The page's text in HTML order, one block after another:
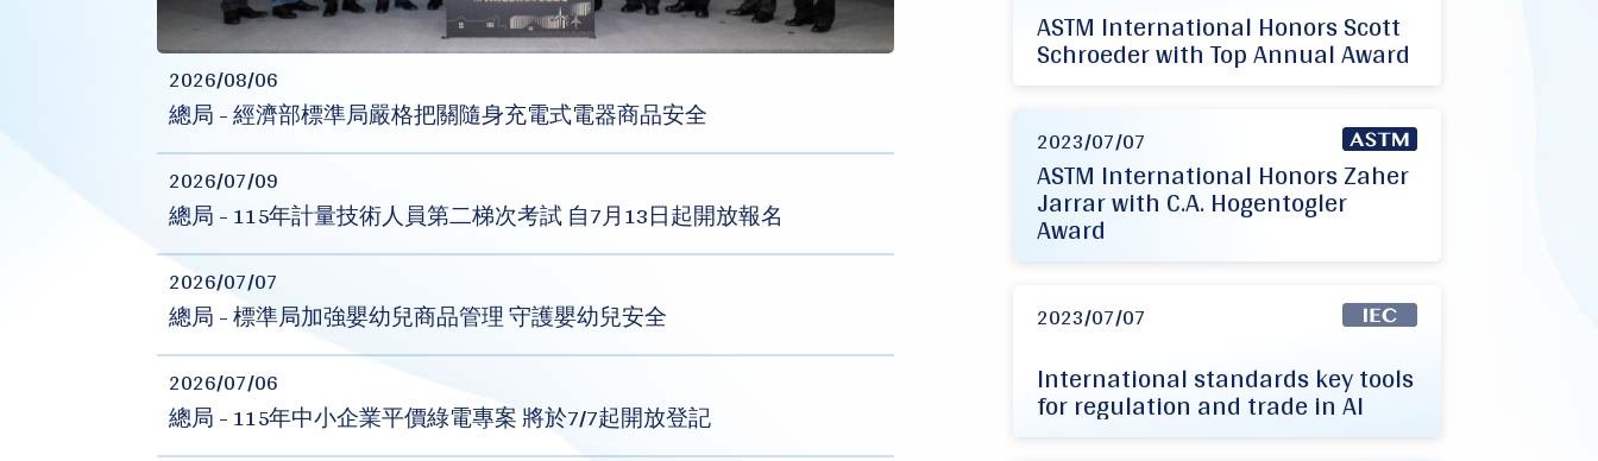
2026/08/06
總局 - 經濟部標準局嚴格把關隨身充電式電器商品安全
2026/07/09
總局 - 115年計量技術人員第二梯次考試 自7月13日起開放報名
2026/07/07
總局 - 標準局加強嬰幼兒商品管理 守護嬰幼兒安全
2026/07/06
總局 - 115年中小企業平價綠電專案 將於7/7起開放登記
ASTM International Honors Scott
Schroeder with Top Annual Award
2023/07/07
ASTM International Honors Zaher
Jarrar with C.A. Hogentogler
Award
2023/07/07
International standards key tools
for regulation and trade in AI